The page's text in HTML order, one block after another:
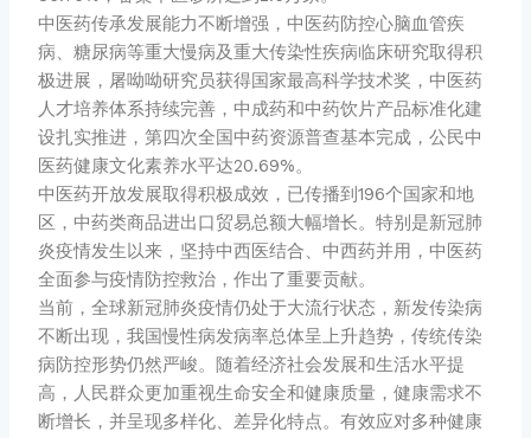
中医药传承发展能力不断增强，中医药防控心脑血管疾
病、糖尿病等重大慢病及重大传染性疾病临床研究取得积
极进展，屠呦呦研究员获得国家最高科学技术奖，中医药
人才培养体系持续完善，中成药和中药饮片产品标准化建
设扎实推进，第四次全国中药资源普查基本完成，公民中
医药健康文化素养水平达20.69%。
中医药开放发展取得积极成效，已传播到196个国家和地
区，中药类商品进出口贸易总额大幅增长。特别是新冠肺
炎疫情发生以来，坚持中西医结合、中西药并用，中医药
全面参与疫情防控救治，作出了重要贡献。
当前，全球新冠肺炎疫情仍处于大流行状态，新发传染病
不断出现，我国慢性病发病率总体呈上升趋势，传统传染
病防控形势仍然严峻。随着经济社会发展和生活水平提
高，人民群众更加重视生命安全和健康质量，健康需求不
断增长，并呈现多样化、差异化特点。有效应对多种健康